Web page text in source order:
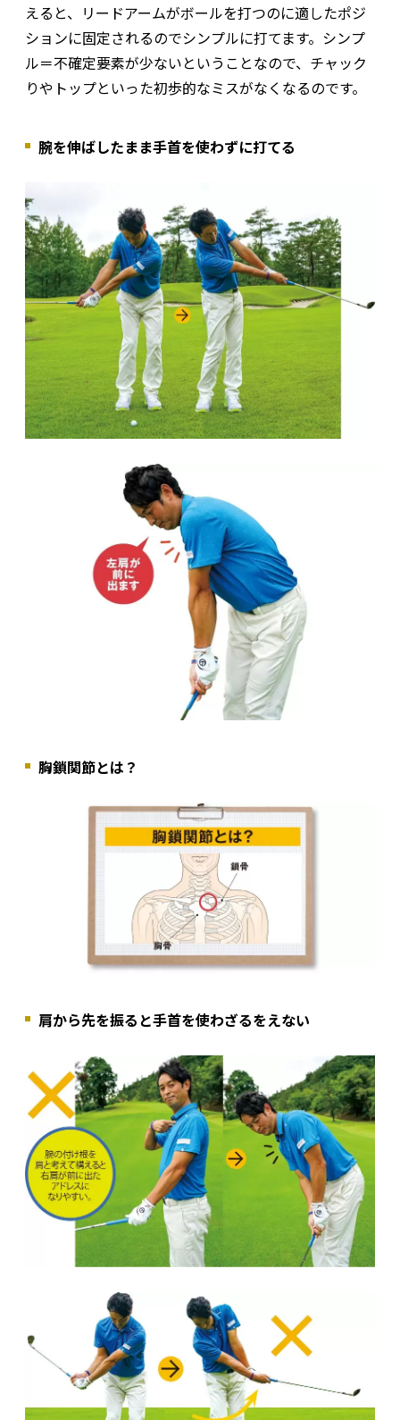
えると、リードアームがボールを打つのに適したポジ
ションに固定されるのでシンプルに打てます。シンプ
ル＝不確定要素が少ないということなので、チャック
りやトップといった初歩的なミスがなくなるのです。
腕を伸ばしたまま手首を使わずに打てる
胸鎖関節とは？
肩から先を振ると手首を使わざるをえない